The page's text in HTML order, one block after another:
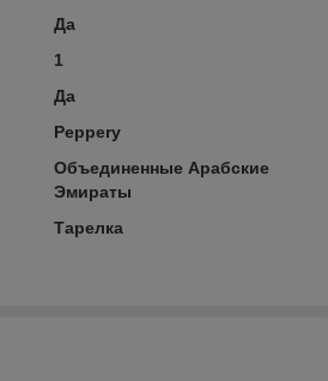
Да
1
Да
Peppery
Объединенные Арабские
Эмираты
Тарелка